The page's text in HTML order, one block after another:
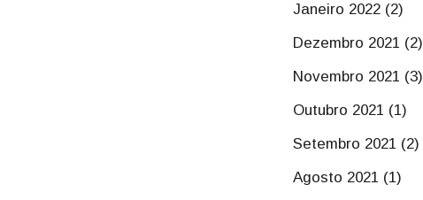
Janeiro 2022 (2)
Dezembro 2021 (2)
Novembro 2021 (3)
Outubro 2021 (1)
Setembro 2021 (2)
Agosto 2021 (1)